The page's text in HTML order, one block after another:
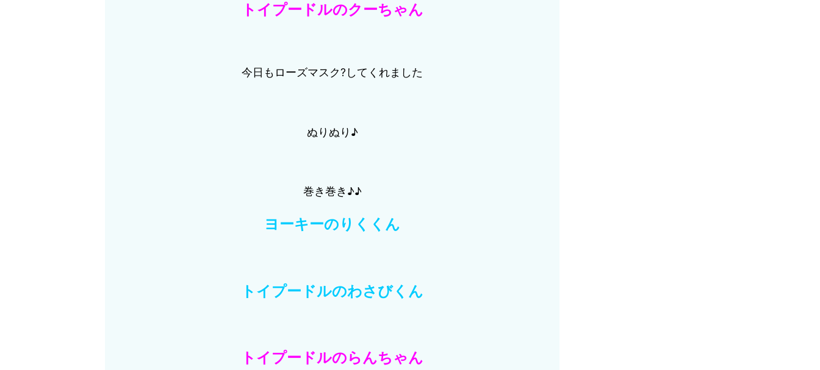
トイプードルのクーちゃん
今日もローズマスク?してくれました
ぬりぬり♪
巻き巻き♪♪
ヨーキーのりくくん
トイプードルのわさびくん
トイプードルのらんちゃん